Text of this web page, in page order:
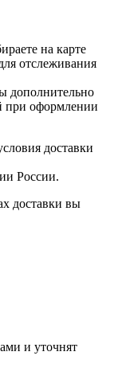
на карте
отслеживания
дополнительно
при оформлении
доставки
России.
доставки вы
и уточнят